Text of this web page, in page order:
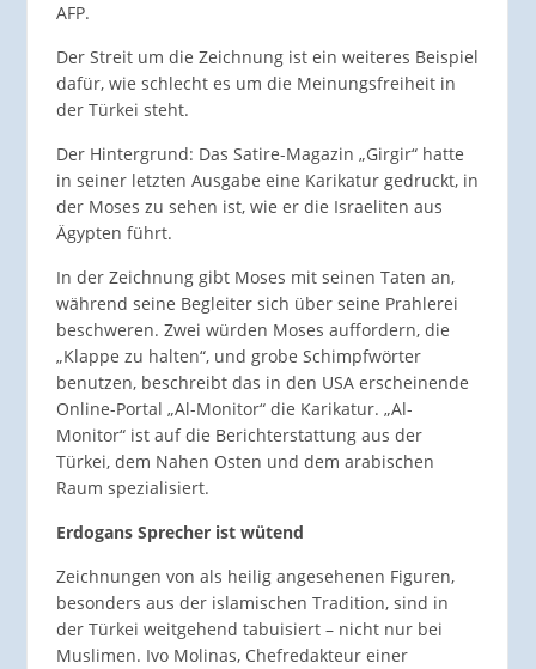
AFP.
Der Streit um die Zeichnung ist ein weiteres Beispiel
dafür, wie schlecht es um die Meinungsfreiheit in
der Türkei steht.
Der Hintergrund: Das Satire-Magazin „Girgir“ hatte
in seiner letzten Ausgabe eine Karikatur gedruckt, in
der Moses zu sehen ist, wie er die Israeliten aus
Ägypten führt.
In der Zeichnung gibt Moses mit seinen Taten an,
während seine Begleiter sich über seine Prahlerei
beschweren. Zwei würden Moses auffordern, die
„Klappe zu halten“, und grobe Schimpfwörter
benutzen, beschreibt das in den USA erscheinende
Online-Portal „Al-Monitor“ die Karikatur. „Al-
Monitor“ ist auf die Berichterstattung aus der
Türkei, dem Nahen Osten und dem arabischen
Raum spezialisiert.
Erdogans Sprecher ist wütend
Zeichnungen von als heilig angesehenen Figuren,
besonders aus der islamischen Tradition, sind in
der Türkei weitgehend tabuisiert – nicht nur bei
Muslimen. Ivo Molinas, Chefredakteur einer